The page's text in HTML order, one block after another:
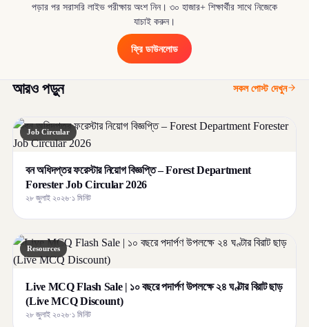
পড়ার পর সরাসরি লাইভ পরীক্ষায় অংশ নিন। ৩০ হাজার+ শিক্ষার্থীর সাথে নিজেকে
যাচাই করুন।
ফ্রি ডাউনলোড
আরও পড়ুন সকল পোস্ট দেখুন
Job Circular
বন অধিদপ্তর ফরেস্টার নিয়োগ বিজ্ঞপ্তি – Forest Department
Forester Job Circular 2026
২৮ জুলাই ২০২৬·১ মিনিট
Resources
Live MCQ Flash Sale | ১০ বছরে পদার্পণ উপলক্ষে ২৪ ঘণ্টার বিরাট ছাড়
(Live MCQ Discount)
২৮ জুলাই ২০২৬·১ মিনিট